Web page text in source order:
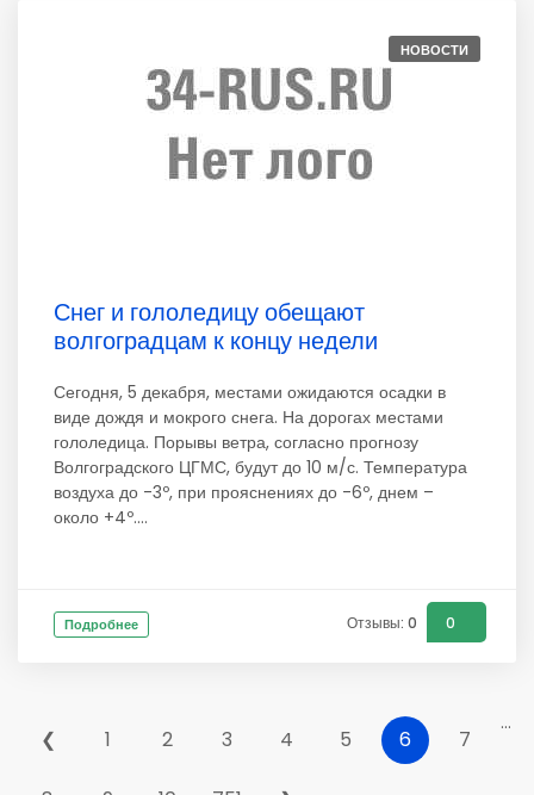
НОВОСТИ
Снег и гололедицу обещают
волгоградцам к концу недели
Сегодня, 5 декабря, местами ожидаются осадки в
виде дождя и мокрого снега. На дорогах местами
гололедица. Порывы ветра, согласно прогнозу
Волгоградского ЦГМС, будут до 10 м/с. Температура
воздуха до -3º, при прояснениях до -6º, днем –
около +4º....
Подробнее Отзывы: 0 0
❮ 1 2 3 4 5 6 7
...